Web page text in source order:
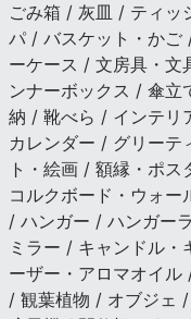
ごみ箱 / 灰皿 / ティッ
パ / バスケット・かご
ーケース / 文房具・文
ンナーボックス / 傘
納 / 靴べら / インテリ
カレンダー / グリーテ
ト・絵画 / 額縁・ポ
コルクボード・ウォ
/ ハンガー / ハンガー
ミラー / キャンドル
ーザー・アロマオイ
/ 観葉植物 / オブジェ